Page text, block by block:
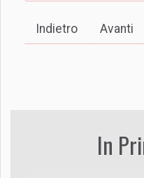
Indietro Avanti
In